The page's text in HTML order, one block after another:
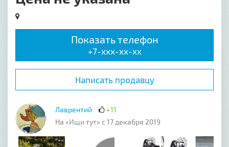
Показать телефон
+7-xxx-xx-xx
Написать продавцу
Лаврентий
+11
На «Ищи тут» с 17 декабря 2019